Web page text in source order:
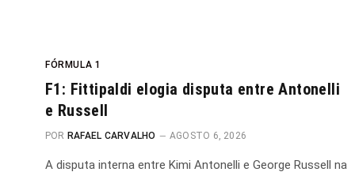
FÓRMULA 1
F1: Fittipaldi elogia disputa entre Antonelli
e Russell
POR RAFAEL CARVALHO AGOSTO 6, 2026
A disputa interna entre Kimi Antonelli e George Russell na